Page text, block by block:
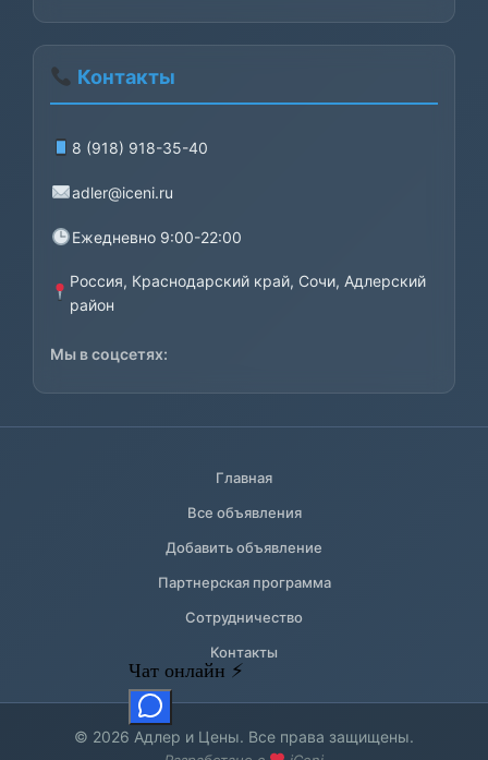
Контакты
8 (918) 918-35-40
adler@iceni.ru
Ежедневно 9:00-22:00
Россия, Краснодарский край, Сочи, Адлерский
район
Мы в соцсетях:
Главная
Все объявления
Добавить объявление
Партнерская программа
Сотрудничество
Контакты
© 2026 Адлер и Цены. Все права защищены.